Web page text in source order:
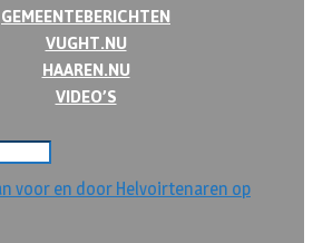
GEMEENTEBERICHTEN
VUGHT.NU
HAAREN.NU
VIDEO’S